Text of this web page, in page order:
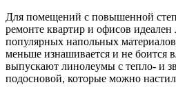
Для помещений с повышенной
ремонте квартир и офисов
популярных напольных
меньше изнашивается и не боится
выпускают линолеумы с тепло- и
подосновой, которые можно